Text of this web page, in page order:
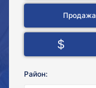
Продажа
$
Район: